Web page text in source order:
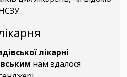
лікарні
нам вдалося